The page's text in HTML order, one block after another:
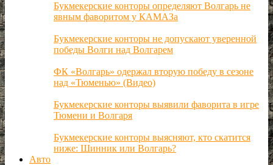
Букмекерские конторы определяют Волгарь не
явным фаворитом у КАМАЗа
Букмекерские конторы не допускают уверенной
победы Волги над Волгарем
ФК «Волгарь» одержал вторую победу в сезоне
над «Тюменью» (Видео)
Букмекерские конторы выявили фаворита в игре
Тюмени и Волгаря
Букмекерские конторы выясняют, кто скатится
ниже: Шинник или Волгарь?
Авто